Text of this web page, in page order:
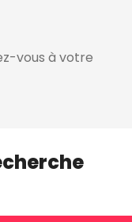
vous à votre